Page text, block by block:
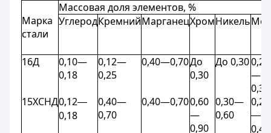
Массовая доля элементов, %
Марка
стали
УглеродКремнийМарганецХромНикель
16Д
0,10—
0,18
0,12—
0,25
0,40—0,70До
0,30
До 0,300,20
—
0,35
15ХСНД0,12—
0,18
0,40—
0,70
0,40—0,700,60
—
0,90
0,30—
0,60
0,20
—
0,40